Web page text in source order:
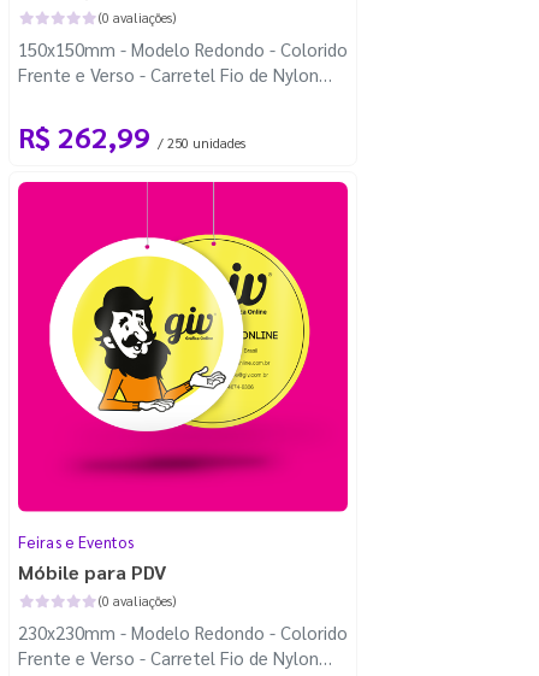
(0 avaliações)
150x150mm - Modelo Redondo - Colorido
Frente e Verso - Carretel Fio de Nylon
R$ 262,99 / 250 unidades
Feiras e Eventos
Móbile para PDV
(0 avaliações)
230x230mm - Modelo Redondo - Colorido
Frente e Verso - Carretel Fio de Nylon